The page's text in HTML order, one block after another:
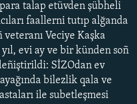
talap etüvden şübheli
faallerni tutıp alğanda
Veciye Kaşka
evi ay ve bir künden soñ
SİZOdan ev
bilezlik qala ve
ile subetleşmesi